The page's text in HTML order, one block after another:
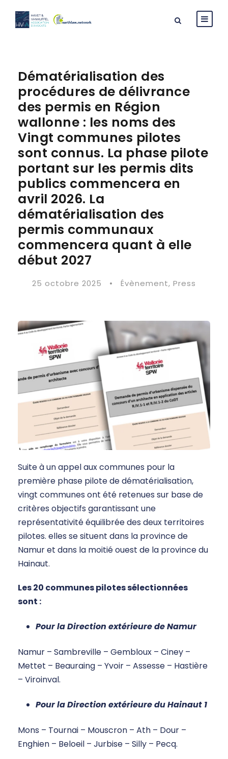
Dématérialisation des
procédures de délivrance
des permis en Région
wallonne : les noms des
Vingt communes pilotes
sont connus. La phase pilote
portant sur les permis dits
publics commencera en
avril 2026. La
dématérialisation des
permis communaux
commencera quant à elle
début 2027
25 octobre 2025 • Évènement, Press
Suite à un appel aux communes pour la
première phase pilote de dématérialisation,
vingt communes ont été retenues sur base de
critères objectifs garantissant une
représentativité équilibrée des deux territoires
pilotes. elles se situent dans la province de
Namur et dans la moitié ouest de la province du
Hainaut.
Les 20 communes pilotes sélectionnées
sont :
Pour la Direction extérieure de Namur
Namur – Sambreville – Gembloux – Ciney –
Mettet – Beauraing – Yvoir – Assesse – Hastière
– Viroinval.
Pour la Direction extérieure du Hainaut 1
Mons – Tournai – Mouscron – Ath – Dour –
Enghien – Beloeil – Jurbise – Silly – Pecq.